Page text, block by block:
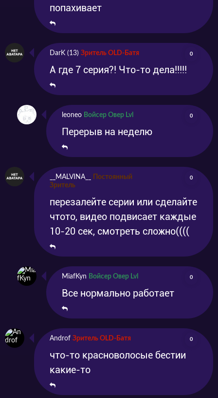
попахивает
DarK (13) Зритель OLD-Батя 0
А где 7 серия?! Что-то дела!!!!!
leoneo Войсер Овер Lvl 0
Перерыв на неделю
__MALVINA__
Постоянный
Зритель
0
перезалейте серии или сделайте
чтото, видео подвисает каждые
10-20 сек, смотреть сложно((((
MiafKyn Войсер Овер Lvl 0
Все нормально работает
Androf Зритель OLD-Батя 0
что-то красноволосые бестии
какие-то